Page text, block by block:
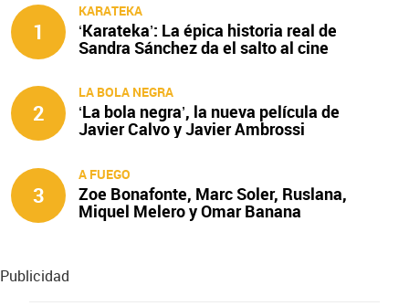
1
KARATEKA
‘Karateka’: La épica historia real de
Sandra Sánchez da el salto al cine
2
LA BOLA NEGRA
‘La bola negra’, la nueva película de
Javier Calvo y Javier Ambrossi
3
A FUEGO
Zoe Bonafonte, Marc Soler, Ruslana,
Miquel Melero y Omar Banana
protagonizan ‘A fuego’
Publicidad